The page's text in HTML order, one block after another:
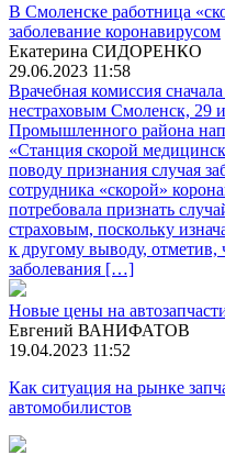
В Смоленске работница
заболевание коронавирусом
Екатерина СИДОРЕНКО
29.06.2023 11:58
Врачебная комиссия
нестраховым Смоленск, 29
Промышленного района
«Станция скорой
поводу признания случая
сотрудника «скорой»
потребовала признать
страховым, поскольку
к другому выводу, отметив,
заболевания […]
Новые цены на
Евгений ВАНИФАТОВ
19.04.2023 11:52
Как ситуация на рынке
автомобилистов